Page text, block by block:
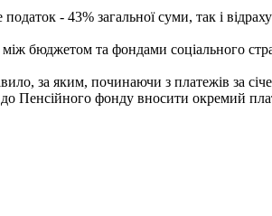
- 43% загальної суми, так і
бюджетом та фондами соціального
за яким, починаючи з платежів за
Пенсійного фонду вносити окремий